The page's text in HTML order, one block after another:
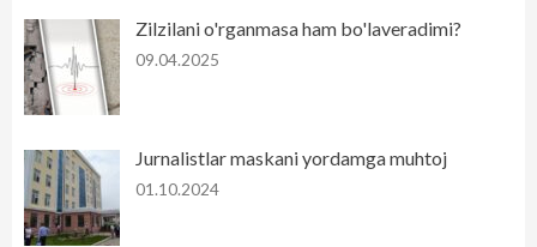
Zilzilani o'rganmasa ham bo'laveradimi?
09.04.2025
Jurnalistlar maskani yordamga muhtoj
01.10.2024